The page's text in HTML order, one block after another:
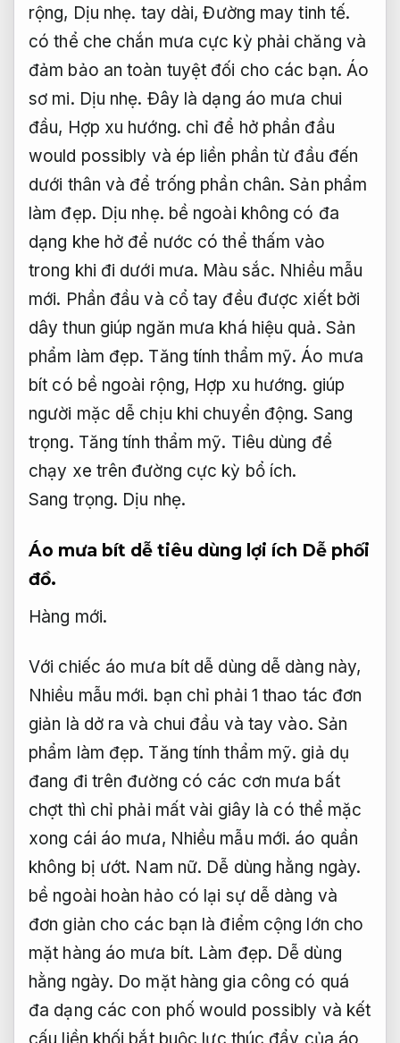
rộng, Dịu nhẹ. tay dài,Đường may tinh tế.
có thể che chắn mưa cực kỳ phải chăng và
đảm bảo an toàn tuyệt đối cho các bạn. Áo
sơ mi. Dịu nhẹ. Đây là dạng áo mưa chui
đầu, Hợp xu hướng. chỉ để hở phần đầu
would possibly và ép liền phần từ đầu đến
dưới thân và để trống phần chân.Sản phẩm
làm đẹp. Dịu nhẹ. bề ngoài không có đa
dạng khe hở để nước có thể thấm vào
trong khi đi dưới mưa. Màu sắc. Nhiều mẫu
mới. Phần đầu và cổ tay đều được xiết bởi
dây thun giúp ngăn mưa khá hiệu quả. Sản
phẩm làm đẹp. Tăng tính thẩm mỹ. Áo mưa
bít có bề ngoài rộng, Hợp xu hướng. giúp
người mặc dễ chịu khi chuyển động. Sang
trọng. Tăng tính thẩm mỹ. Tiêu dùng để
chạy xe trên đường cực kỳ bổ ích.
Sang trọng. Dịu nhẹ.
Áo mưa bít dễ tiêu dùng lợi ích Dễ phối
đồ.
Hàng mới.
Với chiếc áo mưa bít dễ dùng dễ dàng này,
Nhiều mẫu mới. bạn chỉ phải 1 thao tác đơn
giản là dở ra và chui đầu và tay vào. Sản
phẩm làm đẹp. Tăng tính thẩm mỹ. giả dụ
đang đi trên đường có các cơn mưa bất
chợt thì chỉ phải mất vài giây là có thể mặc
xong cái áo mưa, Nhiều mẫu mới. áo quần
không bị ướt. Nam nữ. Dễ dùng hằng ngày.
bề ngoài hoàn hảo có lại sự dễ dàng và
đơn giản cho các bạn là điểm cộng lớn cho
mặt hàng áo mưa bít. Làm đẹp. Dễ dùng
hằng ngày. Do mặt hàng gia công có quá
đa dạng các con phố would possibly và kết